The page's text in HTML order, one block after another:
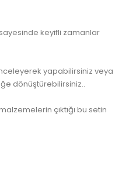
keyifli zamanlar
yapabilirsiniz veya
dönüştürebilirsiniz..
çıktığı bu setin